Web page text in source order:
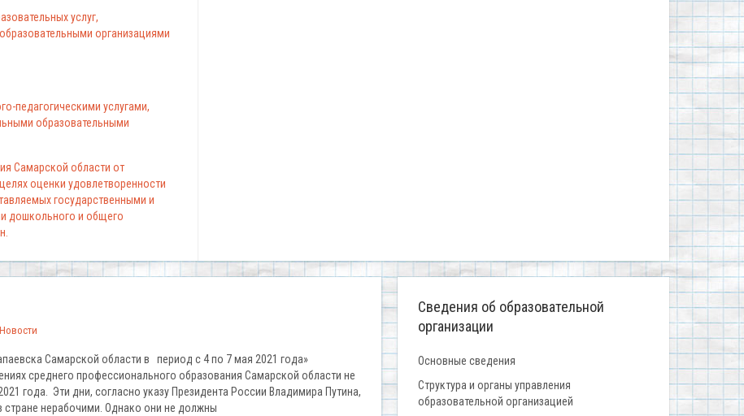
услуг,
организациями
педагогическими услугами,
образовательными
Самарской области от
оценки удовлетворенности
государственными и
дошкольного и общего
Новости
Самарской области в период с 4 по 7 мая 2021 года»
среднего профессионального образования Самарской области не
года. Эти дни, согласно указу Президента России Владимира Путина,
стране нерабочими. Однако они не должны
Сведения об образовательной
организации
Основные сведения
Структура и органы управления
образовательной организацией